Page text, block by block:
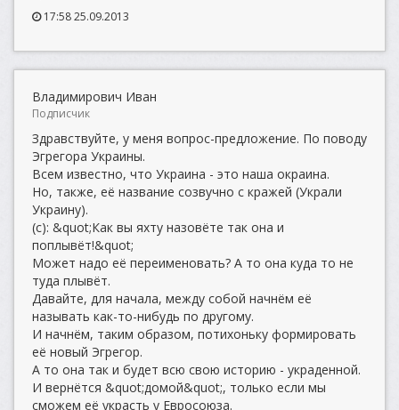
17:58 25.09.2013
Владимирович Иван
Подписчик
Здравствуйте, у меня вопрос-предложение. По поводу
Эгрегора Украины.
Всем известно, что Украина - это наша окраина.
Но, также, её название созвучно с кражей (Украли
Украину).
(с): &quot;Как вы яхту назовёте так она и
поплывёт!&quot;
Может надо её переименовать? А то она куда то не
туда плывёт.
Давайте, для начала, между собой начнём её
называть как-то-нибудь по другому.
И начнём, таким образом, потихоньку формировать
её новый Эгрегор.
А то она так и будет всю свою историю - украденной.
И вернётся &quot;домой&quot;, только если мы
сможем её украсть у Евросоюза.